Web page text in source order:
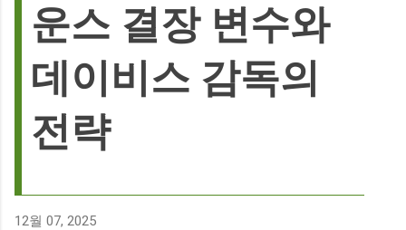
운스 결장 변수와
데이비스 감독의
전략
12월 07, 2025